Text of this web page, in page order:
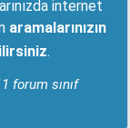
internet
aramalarınızın
.
forum sınıf